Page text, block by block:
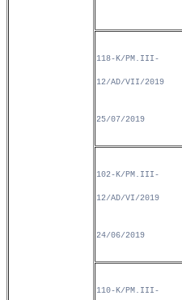
118-K/PM.III-
12/AD/VII/2019
25/07/2019
102-K/PM.III-
12/AD/VI/2019
24/06/2019
110-K/PM.III-